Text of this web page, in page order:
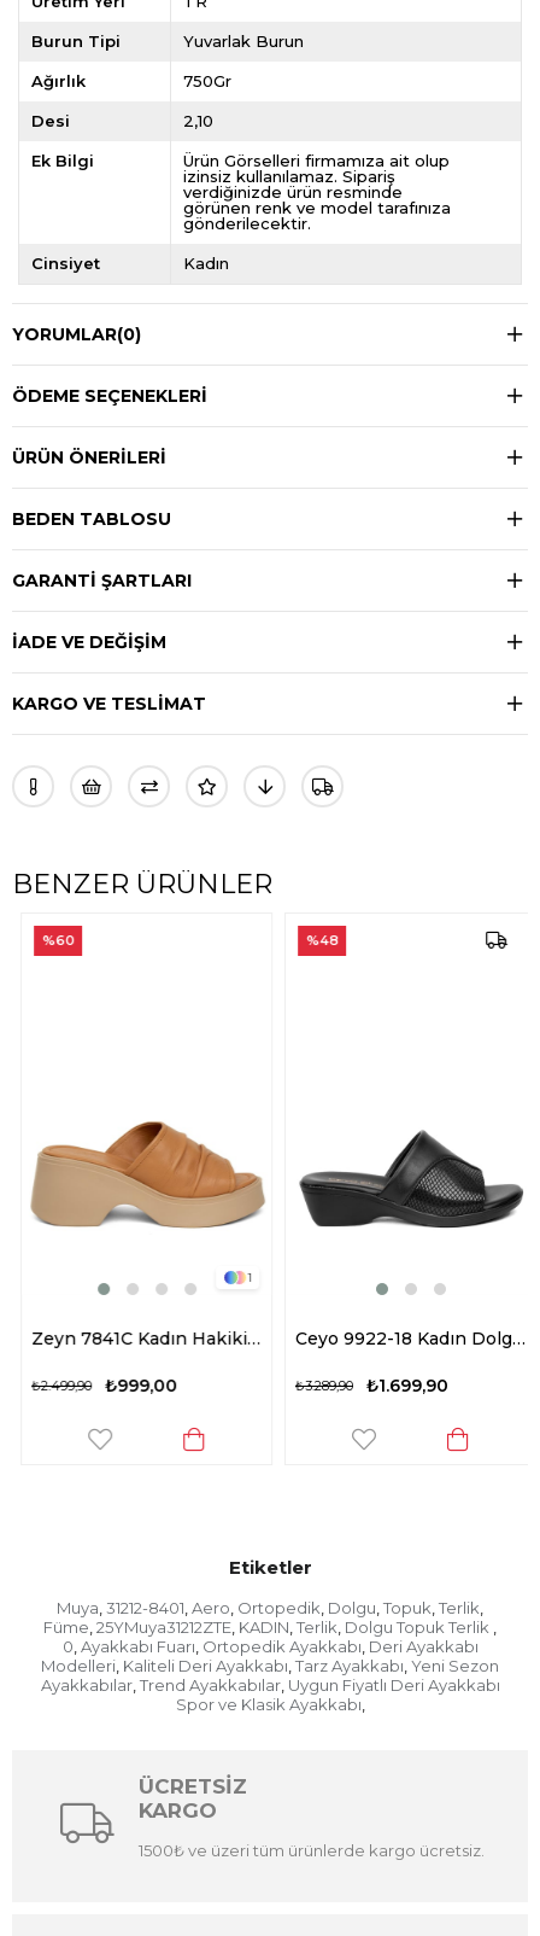
Burun Tipi Yuvarlak Burun
Ağırlık 750Gr
Desi 2,10
Ek Bilgi
Ürün Görselleri firmamıza ait olup
izinsiz kullanılamaz. Sipariş
verdiğinizde ürün resminde
görünen renk ve model tarafınıza
gönderilecektir.
Cinsiyet Kadın
YORUMLAR(0)
ÖDEME SEÇENEKLERI
ÜRÜN ÖNERILERI
BEDEN TABLOSU
GARANTİ ŞARTLARI
İADE VE DEĞİŞİM
KARGO VE TESLİMAT
BENZER ÜRÜNLER
1
Zeyn 7841C Kadın Hakiki Deri Dolgu Topuk Terlik Taba
₺999,00
₺2.499,90
%60
Ceyo 9922-18 Kadın Dolgu Topuk Terlik Siyah
₺1.699,90
₺3.289,90
%48
Etiketler
Muya 31212-8401 Aero Ortopedik Dolgu Topuk Terlik
Füme 25YMuya31212ZTE KADIN Terlik Dolgu Topuk Terlik
0 Ayakkabı Fuarı Ortopedik Ayakkabı Deri Ayakkabı
Modelleri Kaliteli Deri Ayakkabı Tarz Ayakkabı Yeni Sezon
Ayakkabılar, Trend Ayakkabılar, Uygun Fiyatlı Deri Ayakkabı
Spor ve Klasik Ayakkabı
ÜCRETSİZ
KARGO
1500₺ ve üzeri tüm ürünlerde kargo ücretsiz.